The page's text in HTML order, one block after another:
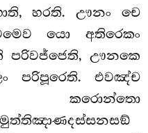
හරති. ඌනං චෙ
යො අතිරෙකං
පරිවජ්ජෙති, ඌනකෙ
පරිපූරෙති. එවඤ්ච